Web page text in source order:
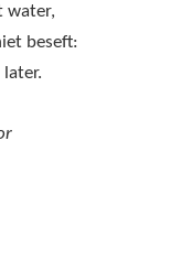
water,
beseft:
later.